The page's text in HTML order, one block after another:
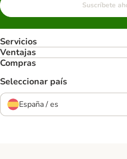
Suscríbete
Servicios
Ventajas
Compras
Seleccionar país
España / es